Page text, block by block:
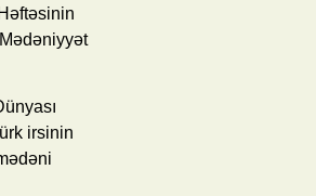
irsinin